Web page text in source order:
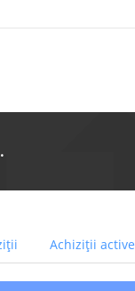
Achiziții active